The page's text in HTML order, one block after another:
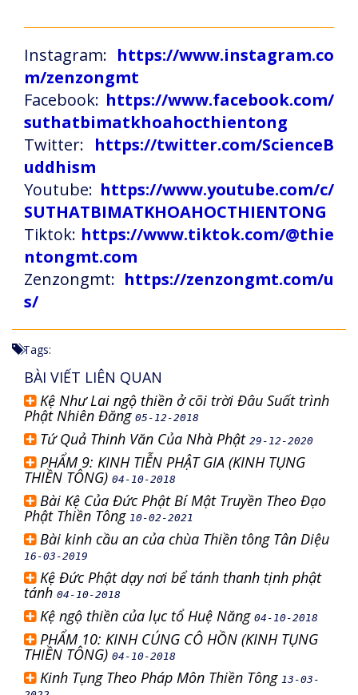
Instagram: https://www.instagram.co
m/zenzongmt
Facebook: https://www.facebook.com/
suthatbimatkhoahocthientong
Twitter: https://twitter.com/ScienceB
uddhism
Youtube: https://www.youtube.com/c/
SUTHATBIMATKHOAHOCTHIENTONG
Tiktok: https://www.tiktok.com/@thie
ntongmt.com
Zenzongmt: https://zenzongmt.com/u
s/
Tags:
BÀI VIẾT LIÊN QUAN
Kệ Như Lai ngộ thiền ở cõi trời Đâu Suất trình
Phật Nhiên Đăng 05-12-2018
Tứ Quả Thinh Văn Của Nhà Phật 29-12-2020
PHẨM 9: KINH TIỄN PHẬT GIA (KINH TỤNG
THIỀN TÔNG) 04-10-2018
Bài Kệ Của Đức Phật Bí Mật Truyền Theo Đạo
Phật Thiền Tông 10-02-2021
Bài kinh cầu an của chùa Thiền tông Tân Diệu
16-03-2019
Kệ Đức Phật dạy nơi bể tánh thanh tịnh phật
tánh 04-10-2018
Kệ ngộ thiền của lục tổ Huệ Năng 04-10-2018
PHẨM 10: KINH CÚNG CÔ HỒN (KINH TỤNG
THIỀN TÔNG) 04-10-2018
Kinh Tụng Theo Pháp Môn Thiền Tông 13-03-